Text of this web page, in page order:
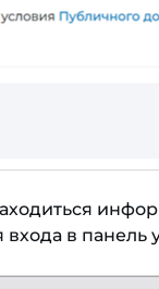
в панель